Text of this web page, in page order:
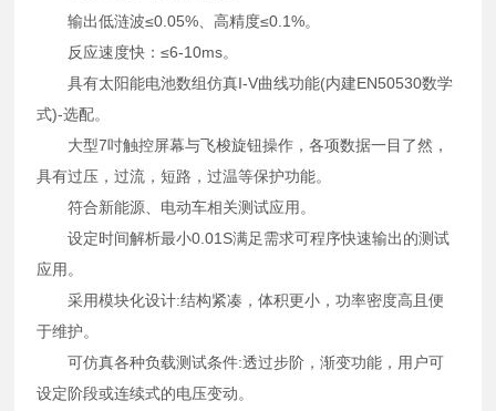
输出低涟波≤0.05%、高精度≤0.1%。
反应速度快：≤6-10ms。
具有太阳能电池数组仿真I-V曲线功能(内建EN50530数学
式)-选配。
大型7吋触控屏幕与飞梭旋钮操作，各项数据一目了然，
具有过压，过流，短路，过温等保护功能。
符合新能源、电动车相关测试应用。
设定时间解析最小0.01S满足需求可程序快速输出的测试
应用。
采用模块化设计:结构紧凑，体积更小，功率密度高且便
于维护。
可仿真各种负载测试条件:透过步阶，渐变功能，用户可
设定阶段或连续式的电压变动。